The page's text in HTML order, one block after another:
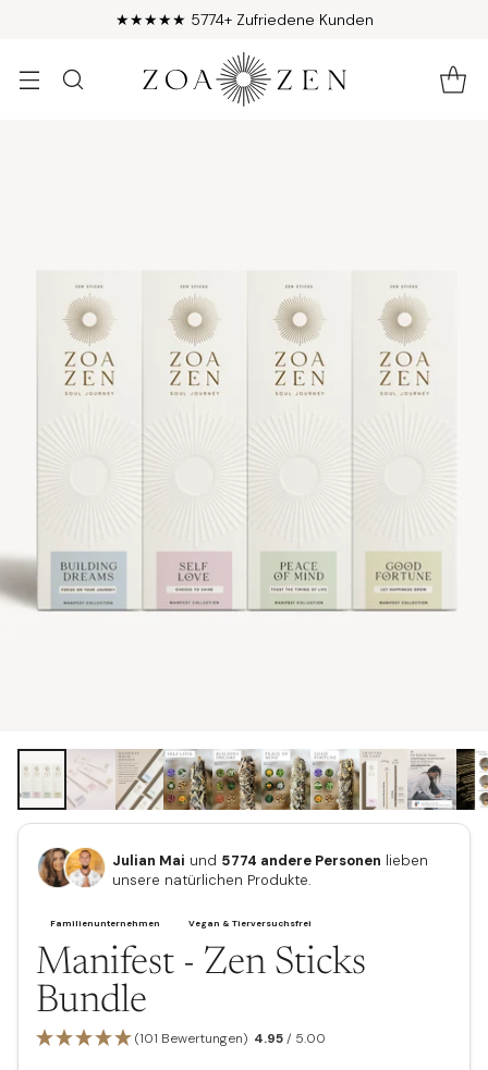
♡ Female Founded
Julian Mai und 5774 andere Personen lieben
unsere natürlichen Produkte.
Manifest - Zen Sticks
Bundle
(101 Bewertungen) 4.95/ 5.00